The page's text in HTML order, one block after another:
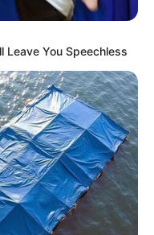
Leave You Speechless